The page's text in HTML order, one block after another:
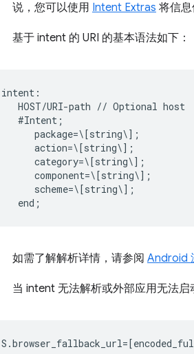
说，您可以使用 Intent Extras 将信息
基于 intent 的 URI 的基本语法如下：
intent:
   HOST/URI-path // Optional host
   #Intent;
      package=\[string\];
      action=\[string\];
      category=\[string\];
      component=\[string\];
      scheme=\[string\];
如需了解解析详情，请参阅 Android
当 intent 无法解析或外部应用无法